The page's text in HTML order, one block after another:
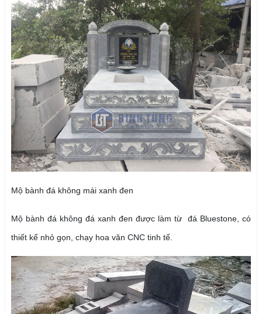
Mộ bành đá không mái xanh đen
Mộ bành đá không đá xanh đen được làm từ đá Bluestone, có
thiết kế nhỏ gọn, chạy hoa văn CNC tinh tế.